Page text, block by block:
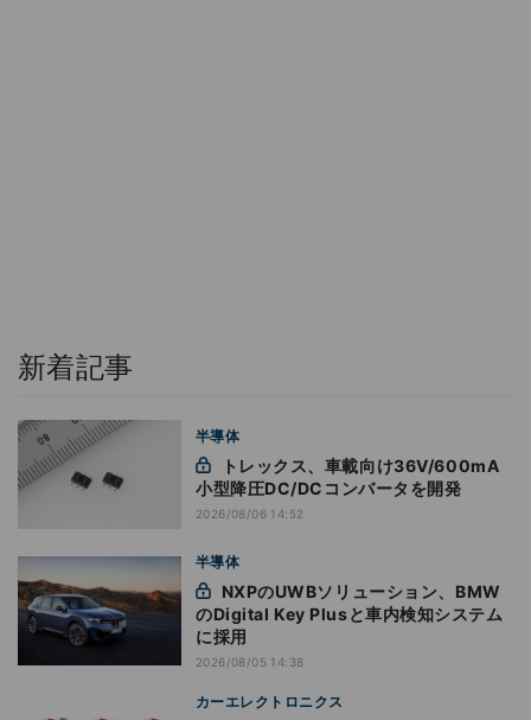
新着記事
半導体
小型降圧DC/DCコンバータを開発
2026/08/06 14:52
半導体
のDigital Key Plusと車内検知システム
に採用
2026/08/05 14:38
カーエレクトロニクス